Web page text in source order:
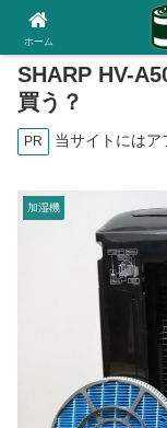
SHARP HV-
買う？
PR 当サイトにはア
加湿機
ホーム